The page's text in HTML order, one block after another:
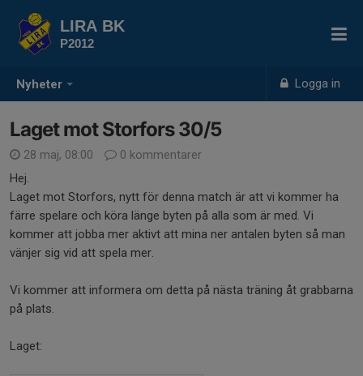
Nyheter Logga in
LIRA BK
P2012
Laget mot Storfors 30/5
28 maj, 08:00
0 kommentarer
Hej.
Laget mot Storfors, nytt för denna match är att vi kommer ha
färre spelare och köra länge byten på alla som är med. Vi
kommer att jobba mer aktivt att mina ner antalen byten så man
vänjer sig vid att spela mer.
Vi kommer att informera om detta på nästa träning åt grabbarna
på plats.
Laget: